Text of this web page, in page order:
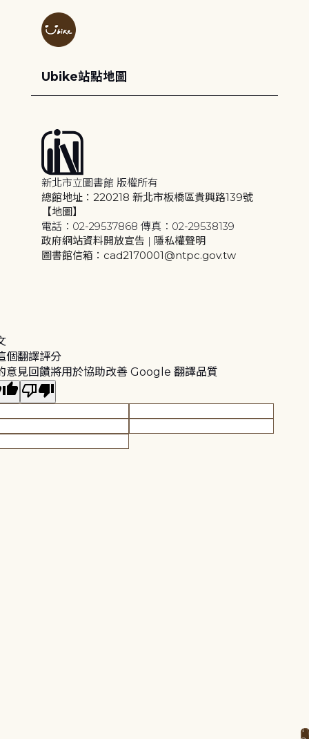
Ubike站點地圖
新北市立圖書館 版權所有
總館地址：220218 新北市板橋區貴興路139號
【地圖】
電話：02-29537868 傳真：02-29538139
政府網站資料開放宣告 | 隱私權聲明
圖書館信箱：cad2170001@ntpc.gov.tw
個翻譯評分
意見回饋將用於協助改善 Google 翻譯品質